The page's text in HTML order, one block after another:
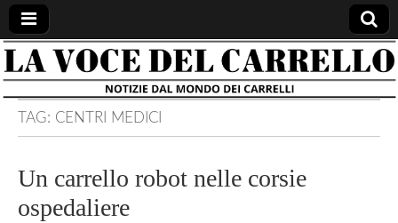
la voce
del
carrello
notizie
dal
mondo
dei
TAG: CENTRI MEDICI
Un carrello robot nelle corsie
ospedaliere